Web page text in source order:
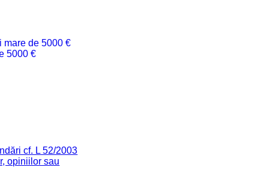
mare de 5000 €
5000 €
cf. L 52/2003
opiniilor sau